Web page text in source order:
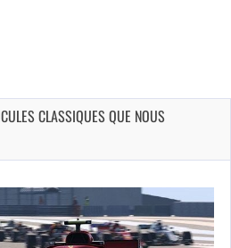
CLASSIQUES QUE NOUS